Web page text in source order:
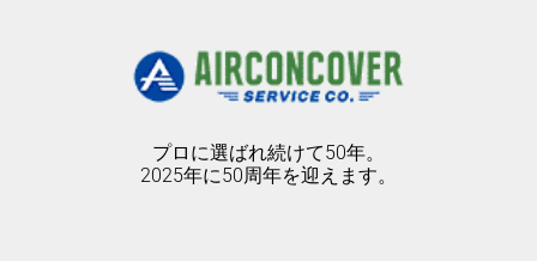
o
o
k
b
e
g
r
a
プロに選ばれ続けて50年。
2025年に50周年を迎えます。